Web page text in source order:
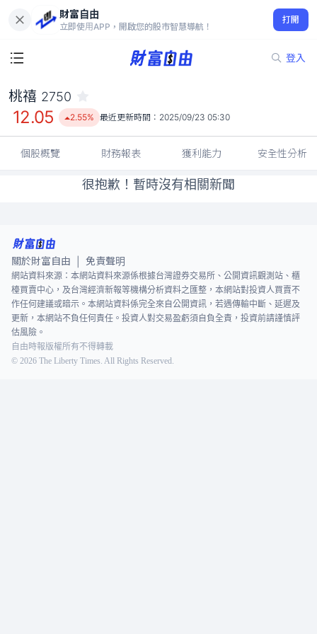
財富自由
立即使用APP，開啟您的股市智慧導航！
打開
登入
12.05
2.55%
桃禧 2750
12.05 2.55% 最近更新時間： 2025/09/23 05:30
個股概覽 財務報表 獲利能力 安全性分析
很抱歉！暫時沒有相關新聞
關於財富自由 免責聲明
網站資料來源：本網站資料來源係根據台灣證券交易所、公開資訊觀測站、櫃
檯買賣中心，及台灣經濟新報等機構分析資料之匯整，本網站對投資人買賣不
作任何建議或暗示。本網站資料係完全來自公開資訊，若遇傳輸中斷、延遲及
更新，本網站不負任何責任。投資人對交易盈虧須自負全責，投資前請謹慎評
估風險。
自由時報版權所有不得轉載
© 2026 The Liberty Times. All Rights Reserved.